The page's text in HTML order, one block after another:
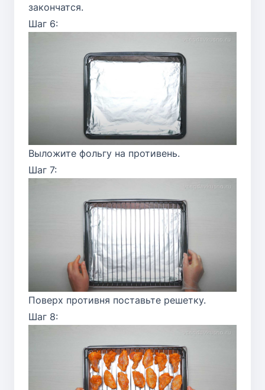
закончатся.
Шаг 6:
Выложите фольгу на противень.
Шаг 7:
Поверх противня поставьте решетку.
Шаг 8: